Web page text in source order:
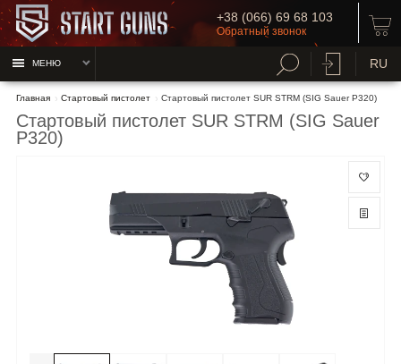
+38 (066) 69 68 103
Обратный звонок
МЕНЮ RU
Главная Стартовый пистолет Стартовый пистолет SUR STRM (SIG Sauer P320)
Стартовый пистолет SUR STRM (SIG Sauer
P320)